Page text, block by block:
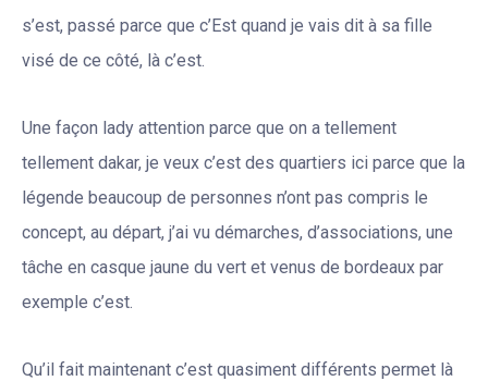
s’est, passé parce que c’Est quand je vais dit à sa fille
visé de ce côté, là c’est.
Une façon lady attention parce que on a tellement
tellement dakar, je veux c’est des quartiers ici parce que la
légende beaucoup de personnes n’ont pas compris le
concept, au départ, j’ai vu démarches, d’associations, une
tâche en casque jaune du vert et venus de bordeaux par
exemple c’est.
Qu’il fait maintenant c’est quasiment différents permet là